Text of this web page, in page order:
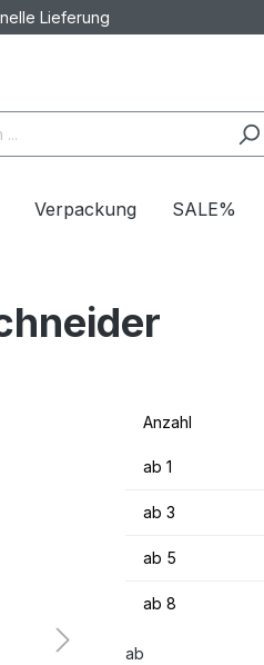
Lieferung
Verpackung SALE%
Anzahl
ab 1
ab 3
ab 5
ab 8
ab